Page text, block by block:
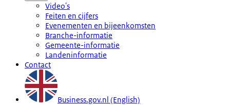
Video's
Feiten en cijfers
Evenementen en bijeenkomsten
Branche-informatie
Gemeente-informatie
Landeninformatie
Contact
Business.gov.nl (English)